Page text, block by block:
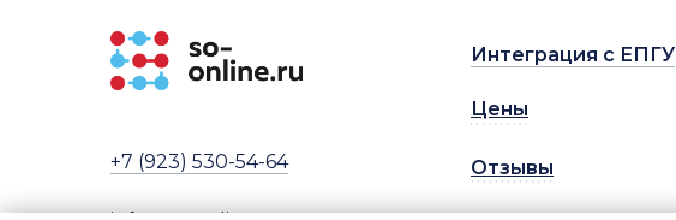
+7 (923) 530-54-64
Цены
Отзывы
Интеграция с ЕПГУ